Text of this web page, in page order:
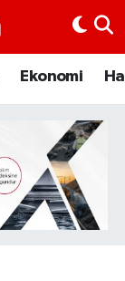
Ekonomi